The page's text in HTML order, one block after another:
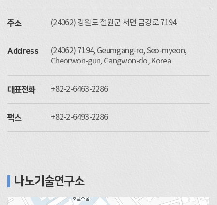
주소 (24062) 강원도 철원군 서면 금강로 7194
Address
(24062) 7194, Geumgang-ro, Seo-myeon,
Cheorwon-gun, Gangwon-do, Korea
대표전화 +82-2-6463-2286
팩스 +82-2-6493-2286
나노기술연구소